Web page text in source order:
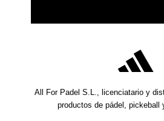
All For Padel S.L., licenciatario y
productos de pádel, pickeball